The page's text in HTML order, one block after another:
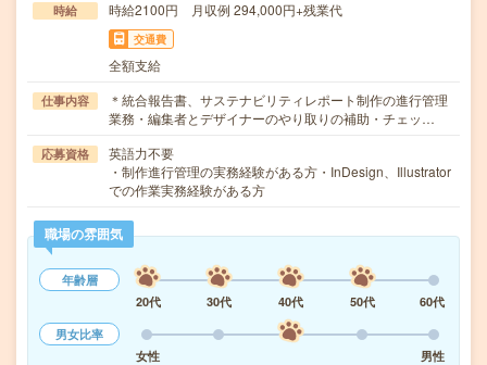
時給 時給2100円 月収例 294,000円+残業代
交通費
全額支給
仕事内容
＊統合報告書、サステナビリティレポート制作の進行管理
業務・編集者とデザイナーのやり取りの補助・チェッ…
応募資格
英語力不要
・制作進行管理の実務経験がある方・InDesign、Illustrator
での作業実務経験がある方
職場の雰囲気
年齢層
20代
30代 40代 50代
60代
男女比率
女性
男性